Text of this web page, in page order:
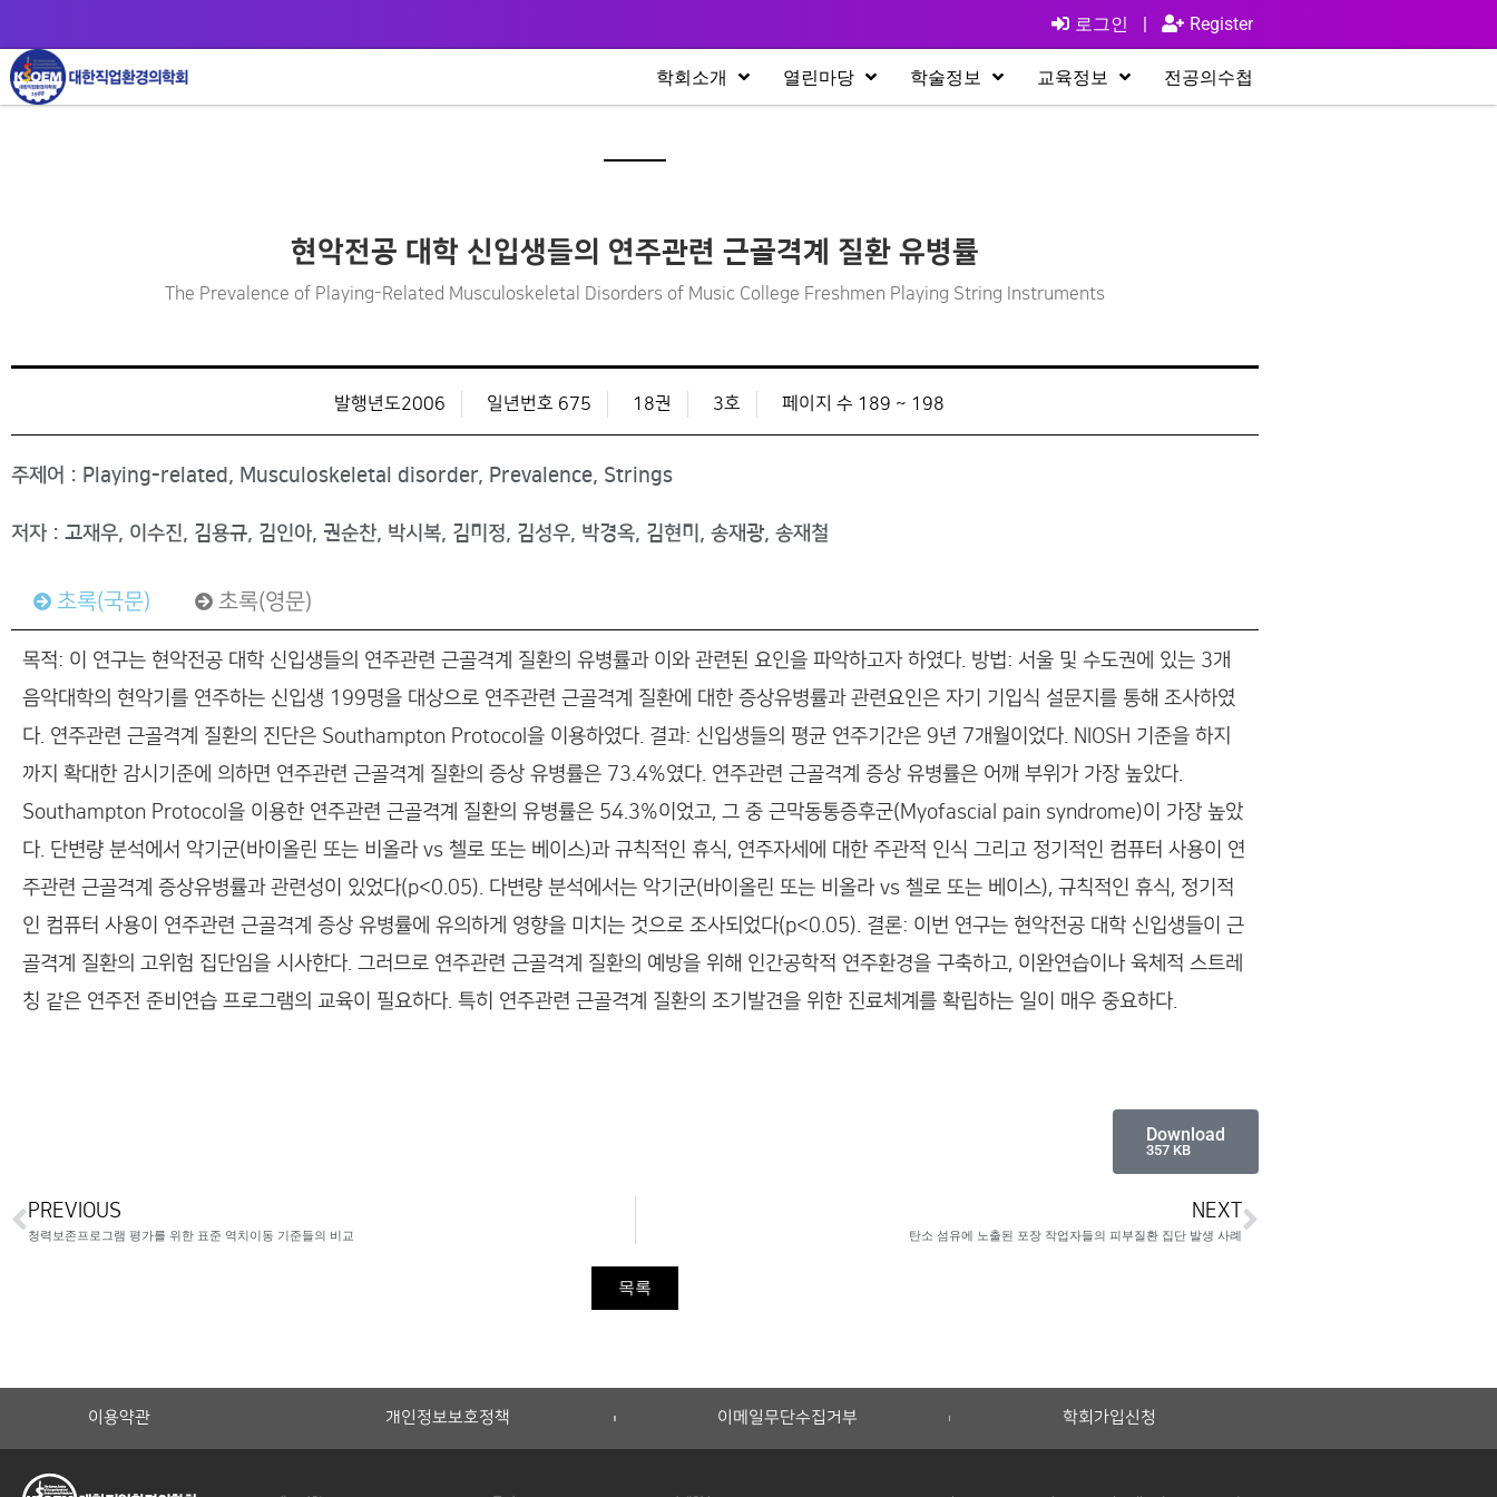
로그인 | Register
학회소개 열린마당 학술정보 교육정보 전공의수첩
현악전공 대학 신입생들의 연주관련 근골격계 질환 유병률
The Prevalence of Playing-Related Musculoskeletal Disorders of Music College Freshmen Playing String Instruments
발행년도2006 일년번호 675 18권 3호 페이지 수 189 ~ 198
주제어 : Playing-related, Musculoskeletal disorder, Prevalence, Strings
저자 : 고재우, 이수진, 김용규, 김인아, 권순찬, 박시복, 김미정, 김성우, 박경옥, 김현미, 송재광, 송재철
초록(국문) 초록(영문)
목적: 이 연구는 현악전공 대학 신입생들의 연주관련 근골격계 질환의 유병률과 이와 관련된 요인을 파악하고자 하였다. 방법: 서울 및 수도권에 있는 3개
음악대학의 현악기를 연주하는 신입생 199명을 대상으로 연주관련 근골격계 질환에 대한 증상유병률과 관련요인은 자기 기입식 설문지를 통해 조사하였
다. 연주관련 근골격계 질환의 진단은 Southampton Protocol을 이용하였다. 결과: 신입생들의 평균 연주기간은 9년 7개월이었다. NIOSH 기준을 하지
까지 확대한 감시기준에 의하면 연주관련 근골격계 질환의 증상 유병률은 73.4%였다. 연주관련 근골격계 증상 유병률은 어깨 부위가 가장 높았다.
Southampton Protocol을 이용한 연주관련 근골격계 질환의 유병률은 54.3%이었고, 그 중 근막동통증후군(Myofascial pain syndrome)이 가장 높았
다. 단변량 분석에서 악기군(바이올린 또는 비올라 vs 첼로 또는 베이스)과 규칙적인 휴식, 연주자세에 대한 주관적 인식 그리고 정기적인 컴퓨터 사용이 연
주관련 근골격계 증상유병률과 관련성이 있었다(p<0.05). 다변량 분석에서는 악기군(바이올린 또는 비올라 vs 첼로 또는 베이스), 규칙적인 휴식, 정기적
인 컴퓨터 사용이 연주관련 근골격계 증상 유병률에 유의하게 영향을 미치는 것으로 조사되었다(p<0.05). 결론: 이번 연구는 현악전공 대학 신입생들이 근
골격계 질환의 고위험 집단임을 시사한다. 그러므로 연주관련 근골격계 질환의 예방을 위해 인간공학적 연주환경을 구축하고, 이완연습이나 육체적 스트레
칭 같은 연주전 준비연습 프로그램의 교육이 필요하다. 특히 연주관련 근골격계 질환의 조기발견을 위한 진료체계를 확립하는 일이 매우 중요하다.
Download
357 KB
PREVIOUS
청력보존프로그램 평가를 위한 표준 역치이동 기준들의 비교
NEXT
탄소 섬유에 노출된 포장 작업자들의 피부질환 집단 발생 사례
목록
이용약관 개인정보보호정책 이메일무단수집거부 학회가입신청